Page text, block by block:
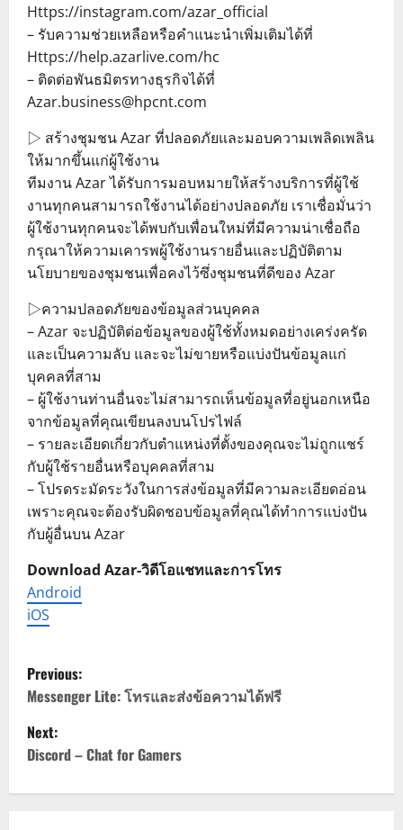
Https://instagram.com/azar_official
– รับความช่วยเหลือหรือคำแนะนำเพิ่มเติมได้ที่
Https://help.azarlive.com/hc
– ติดต่อพันธมิตรทางธุรกิจได้ที่
Azar.business@hpcnt.com
▷ สร้างชุมชน Azar ที่ปลอดภัยและมอบความเพลิดเพลิน
ให้มากขึ้นแก่ผู้ใช้งาน
ทีมงาน Azar ได้รับการมอบหมายให้สร้างบริการที่ผู้ใช้
งานทุกคนสามารถใช้งานได้อย่างปลอดภัย เราเชื่อมั่นว่า
ผู้ใช้งานทุกคนจะได้พบกับเพื่อนใหม่ที่มีความน่าเชื่อถือ
กรุณาให้ความเคารพผู้ใช้งานรายอื่นและปฏิบัติตาม
นโยบายของชุมชนเพื่อคงไว้ซึ่งชุมชนที่ดีของ Azar
▷ความปลอดภัยของข้อมูลส่วนบุคคล
– Azar จะปฏิบัติต่อข้อมูลของผู้ใช้ทั้งหมดอย่างเคร่งครัด
และเป็นความลับ และจะไม่ขายหรือแบ่งปันข้อมูลแก่
บุคคลที่สาม
– ผู้ใช้งานท่านอื่นจะไม่สามารถเห็นข้อมูลที่อยู่นอกเหนือ
จากข้อมูลที่คุณเขียนลงบนโปรไฟล์
– รายละเอียดเกี่ยวกับตำแหน่งที่ตั้งของคุณจะไม่ถูกแชร์
กับผู้ใช้รายอื่นหรือบุคคลที่สาม
– โปรดระมัดระวังในการส่งข้อมูลที่มีความละเอียดอ่อน
เพราะคุณจะต้องรับผิดชอบข้อมูลที่คุณได้ทำการแบ่งปัน
กับผู้อื่นบน Azar
Download Azar-วิดีโอแชทและการโทร
Android
iOS
P
o
s
Previous:
Messenger Lite: โทรและส่งข้อความได้ฟรี
Next:
Discord – Chat for Gamers